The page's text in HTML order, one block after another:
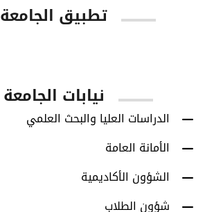
تطبيق الجامعة
نيابات الجامعة
الدراسات العليا والبحث العلمي
الأمانة العامة
الشؤون الأكاديمية
شؤون الطلاب